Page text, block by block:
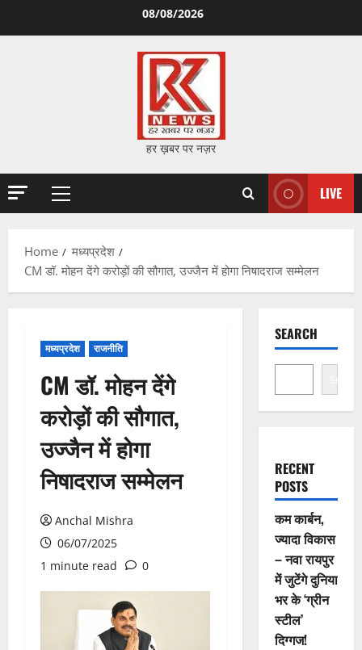
08/08/2026
हर ख़बर पर नज़र
Primary
LIVE
Home
मध्यप्रदेश
CM डॉ. मोहन देंगे करोड़ों की सौगात, उज्जैन में होगा निषादराज सम्मेलन
मध्यप्रदेश राजनीति
CM डॉ. मोहन देंगे
करोड़ों की सौगात,
उज्जैन में होगा
निषादराज सम्मेलन
Anchal Mishra
06/07/2025
1 minute read
0
SEARCH
Search
RECENT
POSTS
कम कार्बन,
ज्यादा विकास
– नवा रायपुर
में जुटेंगे दुनिया
भर के ‘ग्रीन
स्टील’
दिग्गज!